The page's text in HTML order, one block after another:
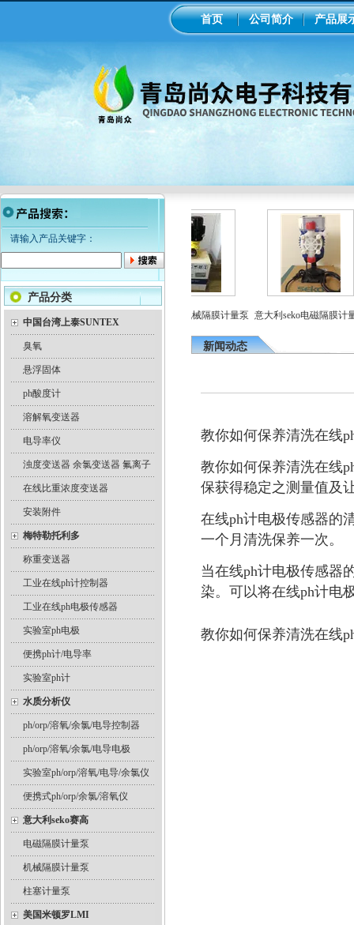
首页 公司简介 产品展
请输入产品关键字：
产品分类
中国台湾上泰SUNTEX
臭氧
悬浮固体
ph酸度计
溶解氧变送器
电导率仪
浊度变送器 余氯变送器 氟离子
在线比重浓度变送器
安装附件
梅特勒托利多
称重变送器
工业在线ph计控制器
工业在线ph电极传感器
实验室ph电极
便携ph计/电导率
实验室ph计
水质分析仪
ph/orp/溶氧/余氯/电导控制器
ph/orp/溶氧/余氯/电导电极
实验室ph/orp/溶氧/电导/余氯仪
便携式ph/orp/余氯/溶氧仪
意大利seko赛高
电磁隔膜计量泵
机械隔膜计量泵
柱塞计量泵
美国米顿罗LMI
工业在线ph/orp计变送器 美国米顿罗机械隔膜计量泵 意大利seko电磁隔膜计量泵
新闻动态
教你如何保养清洗在线
教你如何保养清洗在线
保获得稳定之测量值及
在线ph计电极传感器的
一个月清洗保养一次。
当在线ph计电极传感器
染。可以将在线ph计电
教你如何保养清洗在线